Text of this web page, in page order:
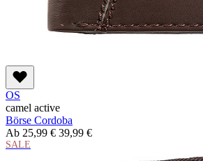
OS
camel active
Börse Cordoba
Ab 25,99 € 39,99 €
SALE